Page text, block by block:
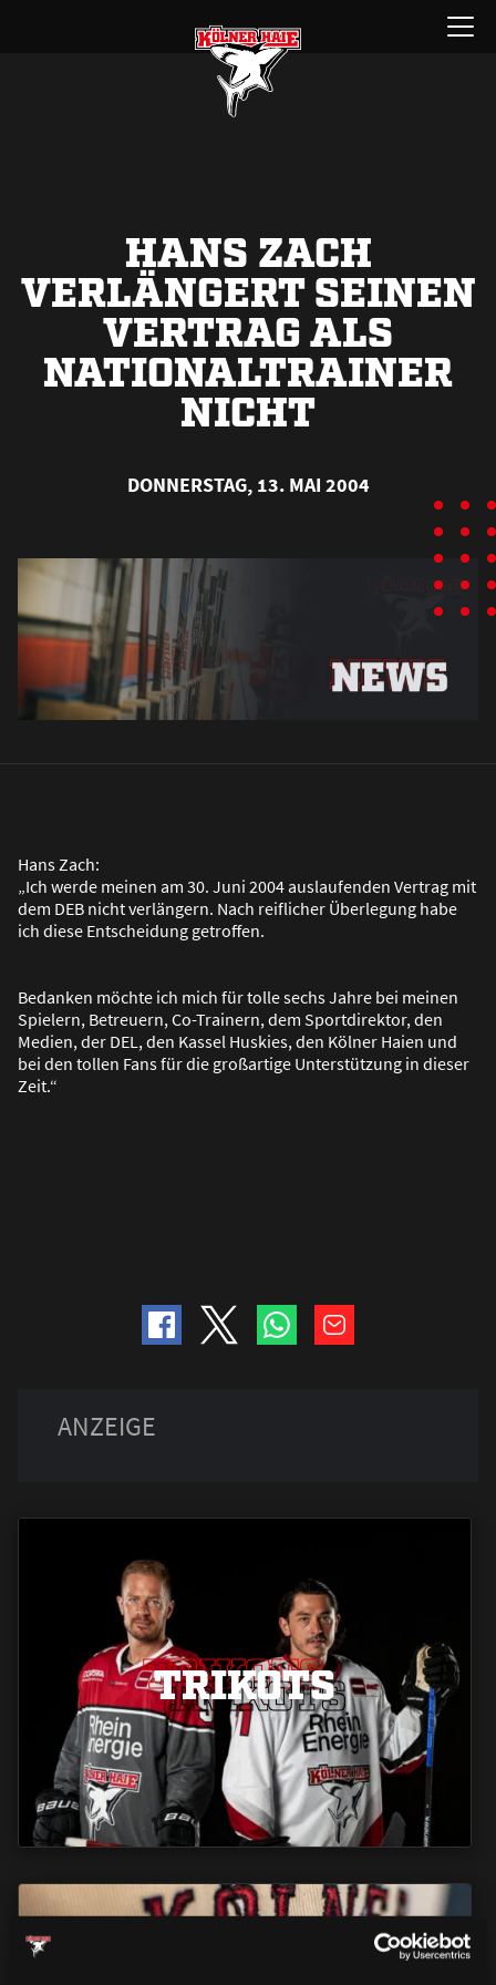
Menü
öffnen
HANS ZACH
VERLÄNGERT SEINEN
VERTRAG ALS
NATIONALTRAINER
NICHT
DONNERSTAG, 13. MAI 2004
Hans Zach:
„Ich werde meinen am 30. Juni 2004 auslaufenden Vertrag mit
dem DEB nicht verlängern. Nach reiflicher Überlegung habe
ich diese Entscheidung getroffen.
Bedanken möchte ich mich für tolle sechs Jahre bei meinen
Spielern, Betreuern, Co-Trainern, dem Sportdirektor, den
Medien, der DEL, den Kassel Huskies, den Kölner Haien und
bei den tollen Fans für die großartige Unterstützung in dieser
Zeit.“
TRIKOTS
TRIKOTS
TRIKOTS